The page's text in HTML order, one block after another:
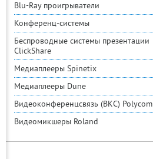
Blu-Ray проигрыватели
Конференц-системы
Беспроводные системы презентации
ClickShare
Медиаплееры Spinetix
Медиаплееры Dune
Видеоконференцсвязь (ВКС) Polycom
Видеомикшеры Roland